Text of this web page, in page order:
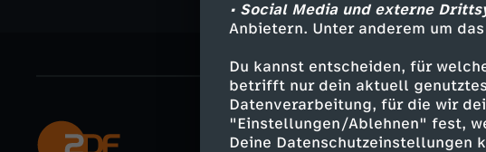
• Social Media und externe
Anbietern. Unter anderem um
Du kannst entscheiden, für
betrifft nur dein aktuell
Datenverarbeitung, für die wir
"Einstellungen/Ablehnen" fest,
Deine Datenschutzeinstellungen
Mehr ZDF